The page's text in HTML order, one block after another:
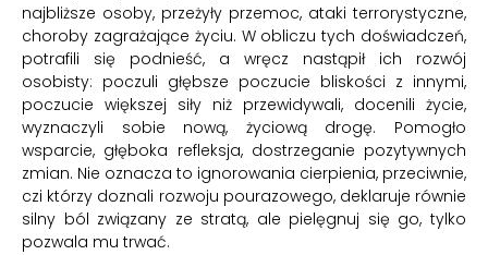
najbliższe osoby, przeżyły przemoc, ataki terrorystyczne,
choroby zagrażające życiu. W obliczu tych doświadczeń,
potrafili się podnieść, a wręcz nastąpił ich rozwój
osobisty: poczuli głębsze poczucie bliskości z innymi,
poczucie większej siły niż przewidywali, docenili życie,
wyznaczyli sobie nową, życiową drogę. Pomogło
wsparcie, głęboka refleksja, dostrzeganie pozytywnych
zmian. Nie oznacza to ignorowania cierpienia, przeciwnie,
czi którzy doznali rozwoju pourazowego, deklaruje równie
silny ból związany ze stratą, ale pielęgnuj się go, tylko
pozwala mu trwać.